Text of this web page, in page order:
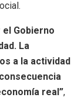
Gobierno
La
a la actividad
real”,